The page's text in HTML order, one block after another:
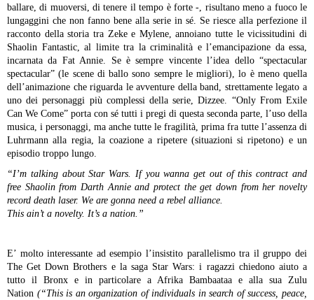
ballare, di muoversi, di tenere il tempo è forte -, risultano meno a fuoco le
lungaggini che non fanno bene alla serie in sé. Se riesce alla perfezione il
racconto della storia tra Zeke e Mylene, annoiano tutte le vicissitudini di
Shaolin Fantastic, al limite tra la criminalità e l’emancipazione da essa,
incarnata da Fat Annie. Se è sempre vincente l’idea dello “spectacular
spectacular” (le scene di ballo sono sempre le migliori), lo è meno quella
dell’animazione che riguarda le avventure della band, strettamente legato a
uno dei personaggi più complessi della serie, Dizzee.
“Only From Exile
Can We Come” porta con sé tutti i pregi di questa seconda parte, l’uso della
musica, i personaggi, ma anche tutte le fragilità, prima fra tutte l’assenza di
Luhrmann alla regia, la coazione a ripetere (situazioni si ripetono) e un
episodio troppo lungo.
“I’m talking about Star Wars. If you wanna get out of this contract and
free Shaolin from Darth Annie and protect the get down from her novelty
record death laser. We are gonna need a rebel alliance.
This ain’t a novelty. It’s a nation.”
E’ molto interessante ad esempio l’insistito parallelismo tra il gruppo dei
The Get Down Brothers e la saga Star Wars: i ragazzi chiedono aiuto a
tutto il Bronx e in particolare a Afrika Bambaataa e alla sua Zulu
Nation (“This is an organization of individuals in search of success, peace,